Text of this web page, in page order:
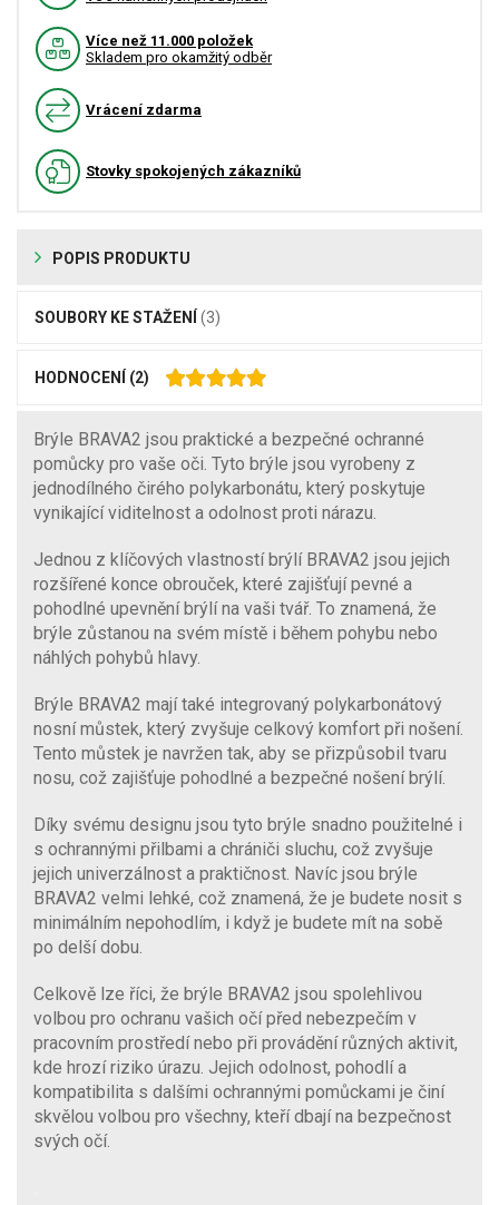
Více než 11.000 položek
Skladem pro okamžitý odběr
Vrácení zdarma
Stovky spokojených zákazníků
POPIS PRODUKTU
SOUBORY KE STAŽENÍ (3)
HODNOCENÍ (2)
Brýle BRAVA2 jsou praktické a bezpečné ochranné
pomůcky pro vaše oči. Tyto brýle jsou vyrobeny z
jednodílného čirého polykarbonátu, který poskytuje
vynikající viditelnost a odolnost proti nárazu.
Jednou z klíčových vlastností brýlí BRAVA2 jsou jejich
rozšířené konce obrouček, které zajišťují pevné a
pohodlné upevnění brýlí na vaši tvář. To znamená, že
brýle zůstanou na svém místě i během pohybu nebo
náhlých pohybů hlavy.
Brýle BRAVA2 mají také integrovaný polykarbonátový
nosní můstek, který zvyšuje celkový komfort při nošení.
Tento můstek je navržen tak, aby se přizpůsobil tvaru
nosu, což zajišťuje pohodlné a bezpečné nošení brýlí.
Díky svému designu jsou tyto brýle snadno použitelné i
s ochrannými přilbami a chrániči sluchu, což zvyšuje
jejich univerzálnost a praktičnost. Navíc jsou brýle
BRAVA2 velmi lehké, což znamená, že je budete nosit s
minimálním nepohodlím, i když je budete mít na sobě
po delší dobu.
Celkově lze říci, že brýle BRAVA2 jsou spolehlivou
volbou pro ochranu vašich očí před nebezpečím v
pracovním prostředí nebo při provádění různých aktivit,
kde hrozí riziko úrazu. Jejich odolnost, pohodlí a
kompatibilita s dalšími ochrannými pomůckami je činí
skvělou volbou pro všechny, kteří dbají na bezpečnost
svých očí.